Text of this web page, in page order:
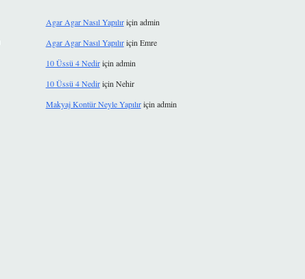
Agar Agar Nasıl Yapılıriçin admin
Agar Agar Nasıl Yapılıriçin Emre
10 Üssü 4 Nediriçin admin
10 Üssü 4 Nediriçin Nehir
Makyaj Kontür Neyle Yapılıriçin admin